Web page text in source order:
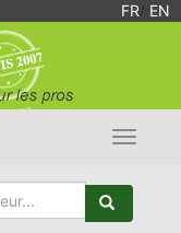
FR EN
Toggle